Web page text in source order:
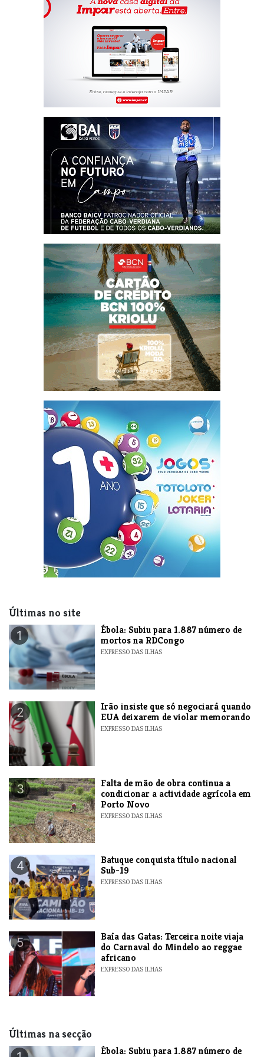
Últimas no site
1
​Ébola: Subiu para 1.887 número de
mortos na RDCongo
EXPRESSO DAS ILHAS
2
​Irão insiste que só negociará quando
EUA deixarem de violar memorando
EXPRESSO DAS ILHAS
3
Falta de mão de obra continua a
condicionar a actividade agrícola em
Porto Novo
EXPRESSO DAS ILHAS
4
​Batuque conquista título nacional
Sub-19
EXPRESSO DAS ILHAS
5
Baía das Gatas: Terceira noite viaja
do Carnaval do Mindelo ao reggae
africano
EXPRESSO DAS ILHAS
Últimas na secção
​Ébola: Subiu para 1.887 número de